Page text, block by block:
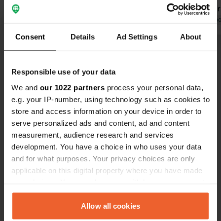
Consent Details Ad Settings About
Responsible use of your data
We and our 1022 partners process your personal data,
e.g. your IP-number, using technology such as cookies to
store and access information on your device in order to
serve personalized ads and content, ad and content
measurement, audience research and services
development. You have a choice in who uses your data
and for what purposes. Your privacy choices are only
applicable on this digital property where you have made
any time from the Cookie Declaration or by clicking on
the Privacy trigger icon.Allow all cookies
propriétaires très accueillants et
sympathiques. Tout est parfait… nous
continuation pour vos projets ! Bien
que notre petite-fille Sam, qui a adoré
l'endroit elle aussi…
régime
partie du
commerces
À 2 km,
nature
Traduit par
Contact
Kuilerstraat 12
5712 PA, Someren, Pays-Bas
Copie